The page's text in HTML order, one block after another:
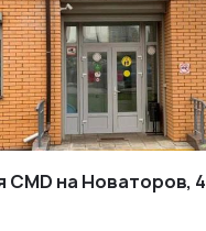
на Новаторов, 4